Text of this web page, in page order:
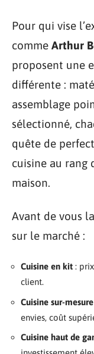
Pour qui vise
comme Arthur
proposent une
différente :
assemblage
sélectionné,
quête de
cuisine au rang
maison.
Avant de vous
sur le marché :
Cuisine en kit :
client.
Cuisine sur-mesure
envies, coût
Cuisine haut de